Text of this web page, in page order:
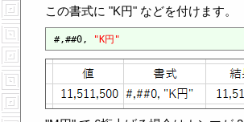
この書式に "K円" などを付けます。
#,##0, "K円"